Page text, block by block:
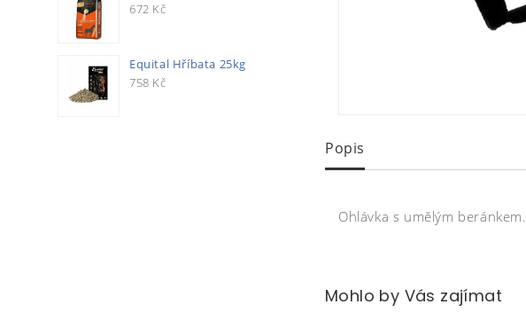
Popis
Ohlávka s umělým beránkem.
Mohlo by Vás zajímat
672 Kč
Equital Hříbata 25kg
758 Kč